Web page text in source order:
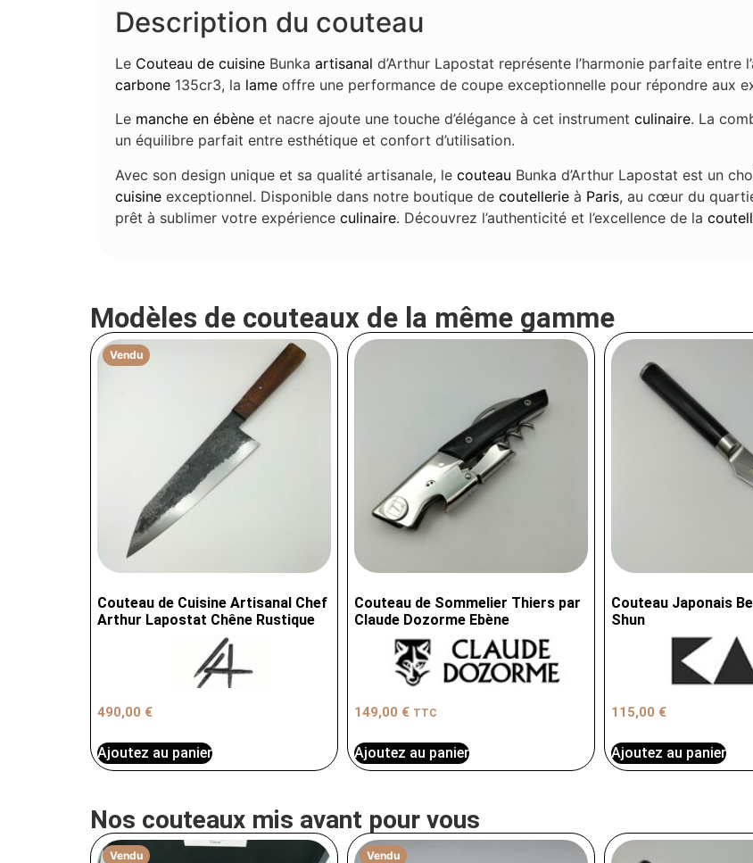
Description du couteau
Le Couteau de cuisine Bunkaartisanal d’Arthur Lapostat représente l’harmonie parfaite
carbone 135cr3, la lame offre une performance de coupe exceptionnelle pour répondre aux
Le manche en ébène et nacre ajoute une touche d’élégance à cet instrumentculinaire. La
un équilibre parfait entre esthétique et confort d’utilisation.
Avec son design unique et sa qualité artisanale, lecouteau Bunka d’Arthur Lapostat est un
cuisine exceptionnel. Disponible dans notre boutique decoutellerie à Paris, au cœur du
prêt à sublimer votre expérienceculinaire. Découvrez l’authenticité et l’excellence de la
Modèles de couteaux de la même gamme
Vendu
Couteau de Cuisine Artisanal Chef
Arthur Lapostat Chêne Rustique
490,00 €
Ajoutez au panier
Couteau de Sommelier Thiers par
Claude Dozorme Ebène
149,00 € TTC
Ajoutez au panier
Couteau Japonais
Shun
115,00 €
Ajoutez au panier
Nos couteaux mis avant pour vous
Vendu Vendu